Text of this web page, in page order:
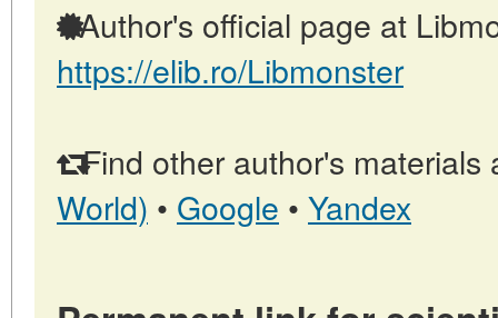
Author's official page at
https://elib.ro/Libmonster
Find other author's materials
World) • Google • Yandex